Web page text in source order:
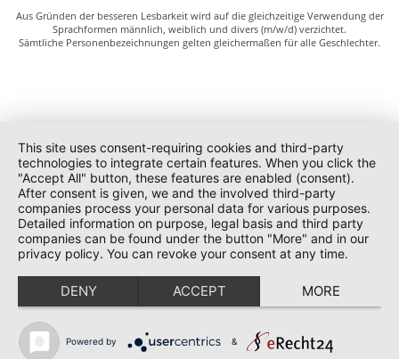
Aus Gründen der besseren Lesbarkeit wird auf die gleichzeitige Verwendung der
Sprachformen männlich, weiblich und divers (m/w/d) verzichtet.
Sämtliche Personenbezeichnungen gelten gleichermaßen für alle Geschlechter.
This site uses consent-requiring cookies and third-party
technologies to integrate certain features. When you click the
"Accept All" button, these features are enabled (consent).
After consent is given, we and the involved third-party
companies process your personal data for various purposes.
Detailed information on purpose, legal basis and third party
companies can be found under the button "More" and in our
privacy policy. You can revoke your consent at any time.
DENY ACCEPT MORE
Powered by &